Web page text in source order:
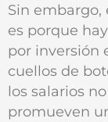
Sin embargo,
es porque
por inversión
cuellos de
los salarios
promueven